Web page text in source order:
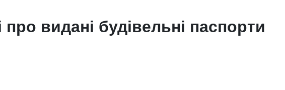
про видані будівельні паспорти